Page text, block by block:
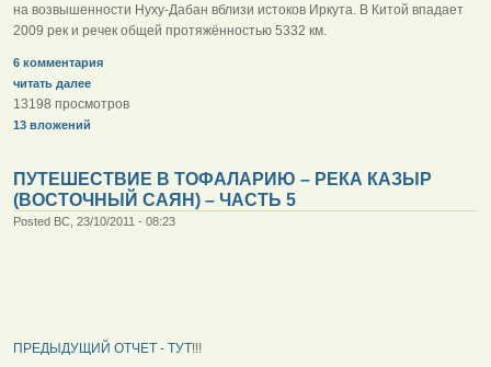
на возвышенности Нуху-Дабан вблизи истоков Иркута. В Китой впадает
2009 рек и речек общей протяжённостью 5332 км.
6 комментария
читать далее
13198 просмотров
13 вложений
ПУТЕШЕСТВИЕ В ТОФАЛАРИЮ – РЕКА КАЗЫР
(ВОСТОЧНЫЙ САЯН) – ЧАСТЬ 5
Posted ВС, 23/10/2011 - 08:23
ПРЕДЫДУЩИЙ ОТЧЕТ - ТУТ!!!